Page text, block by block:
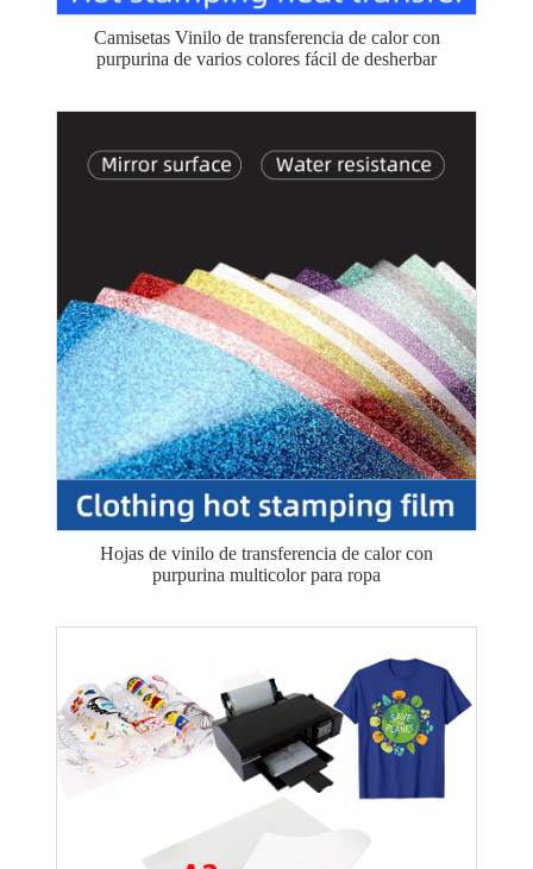
Camisetas Vinilo de transferencia de calor con
purpurina de varios colores fácil de desherbar
Hojas de vinilo de transferencia de calor con
purpurina multicolor para ropa